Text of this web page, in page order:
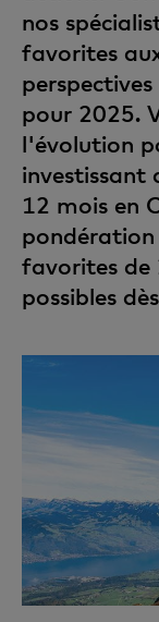
nos
favorites
pour 2025.
l'évolution
investissant
12 mois en
favorites de
possibles